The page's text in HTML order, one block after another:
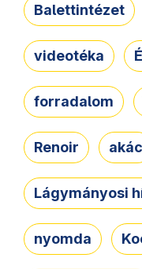
Balettintézet
videotéka
forradalom
Renoir akác
Lágymányosi
nyomda